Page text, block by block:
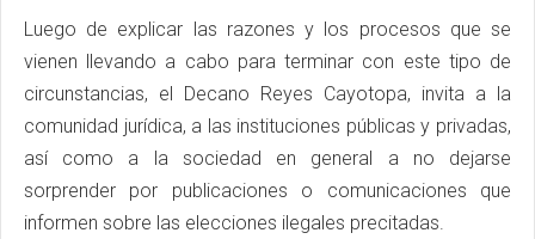
Luego de explicar las razones y los procesos que se
vienen llevando a cabo para terminar con este tipo de
circunstancias, el Decano Reyes Cayotopa, invita a la
comunidad jurídica, a las instituciones públicas y privadas,
así como a la sociedad en general a no dejarse
sorprender por publicaciones o comunicaciones que
informen sobre las elecciones ilegales precitadas.